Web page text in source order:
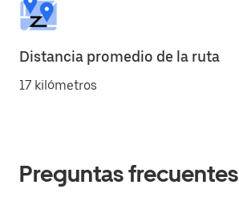
Distancia promedio de la ruta
17 kilómetros
Preguntas frecuentes